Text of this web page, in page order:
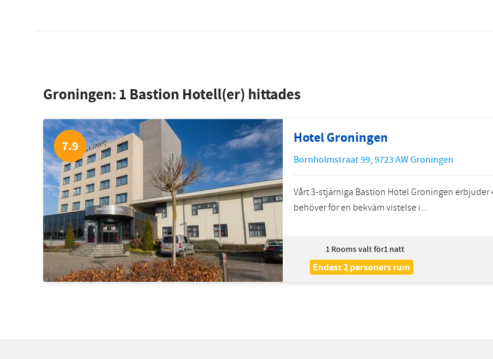
Groningen: 1 Bastion Hotell(er) hittades
7.9 Hotel Groningen
Bornholmstraat 99,9723 AWGroningen
Vårt 3-stjärniga Bastion Hotel Groningen
behöver för en bekväm vistelse i...
1 Rooms valt för1 natt
Endast 2 personers rum